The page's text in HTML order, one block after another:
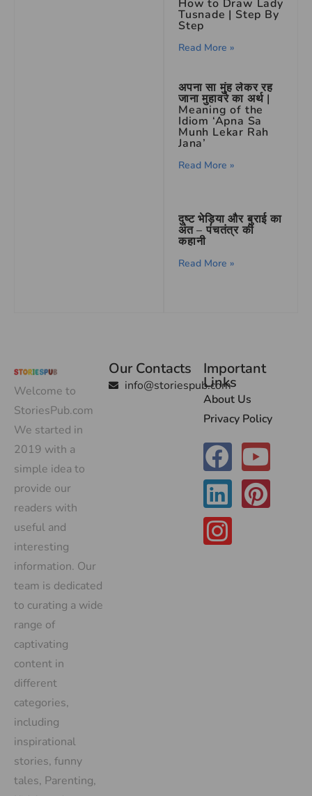
How to Draw Lady
Tusnade | Step By
Step
Read More »
अपना सा मुंह लेकर रह
जाना मुहावरे का अर्थ |
Meaning of the
Idiom ‘Apna Sa
Munh Lekar Rah
Jana’
Read More »
दुष्ट भेड़िया और बुराई का
अंत – पंचतंत्र की
कहानी
Read More »
Welcome to
StoriesPub.com
We started in
2019 with a
simple idea to
provide our
readers with
useful and
interesting
information. Our
team is dedicated
to curating a wide
range of
captivating
content in
different
categories,
including
inspirational
stories, funny
tales, Parenting,
Our Contacts
info@storiespub.com
Important
Links
About Us
Privacy Policy